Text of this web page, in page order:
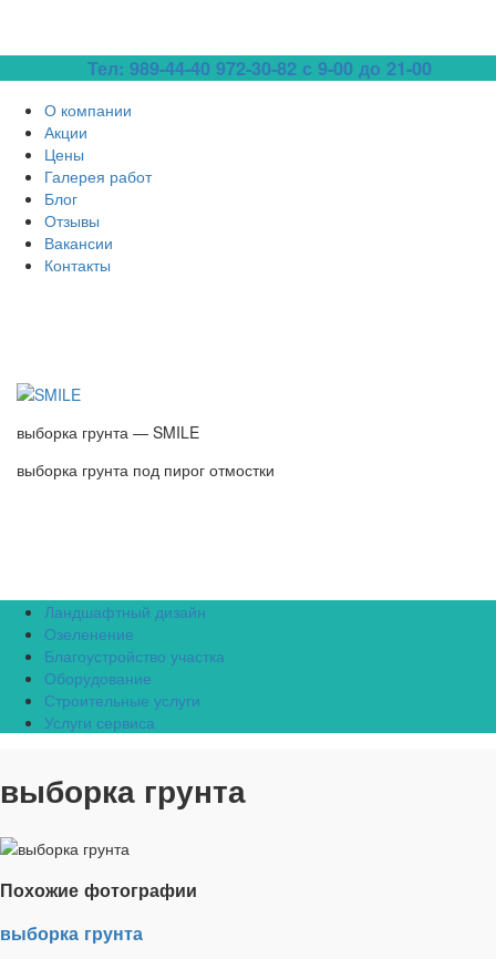
Тел: 989-44-40 972-30-82 с 9-00 до 21-00
О компании
Акции
Цены
Галерея работ
Блог
Отзывы
Вакансии
Контакты
выборка грунта — SMILE
выборка грунта под пирог отмостки
Ландшафтный дизайн
Озеленение
Благоустройство участка
Оборудование
Строительные услуги
Услуги сервиса
выборка грунта
Похожие фотографии
выборка грунта